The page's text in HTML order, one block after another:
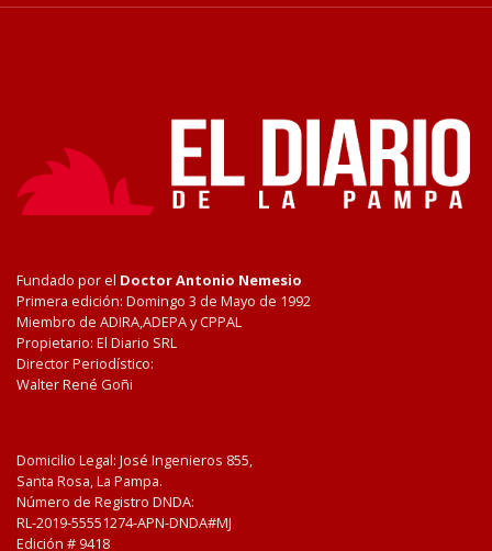
Fundado por el Doctor Antonio Nemesio
Primera edición: Domingo 3 de Mayo de 1992
Miembro de ADIRA,ADEPA y CPPAL
Propietario: El Diario SRL
Director Periodístico:
Walter René Goñi
Domicilio Legal: José Ingenieros 855,
Santa Rosa, La Pampa.
Número de Registro DNDA:
RL-2019-55551274-APN-DNDA#MJ
Edición # 9418